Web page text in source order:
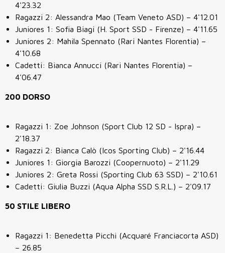
4'23.32
Ragazzi 2: Alessandra Mao (Team Veneto ASD) – 4'12.01
Juniores 1: Sofia Biagi (H. Sport SSD - Firenze) – 4'11.65
Juniores 2: Mahila Spennato (Rari Nantes Florentia) –
4'10.68
Cadetti: Bianca Annucci (Rari Nantes Florentia) –
4'06.47
200 DORSO
Ragazzi 1: Zoe Johnson (Sport Club 12 SD - Ispra) –
2'18.37
Ragazzi 2: Bianca Calò (Icos Sporting Club) – 2'16.44
Juniores 1: Giorgia Barozzi (Coopernuoto) – 2'11.29
Juniores 2: Greta Rossi (Sporting Club 63 SSD) – 2'10.61
Cadetti: Giulia Buzzi (Aqua Alpha SSD S.R.L.) – 2'09.17
50 STILE LIBERO
Ragazzi 1: Benedetta Picchi (Acquaré Franciacorta ASD)
– 26.85